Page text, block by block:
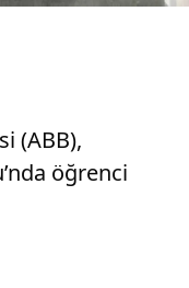
(ABB),
öğrenci